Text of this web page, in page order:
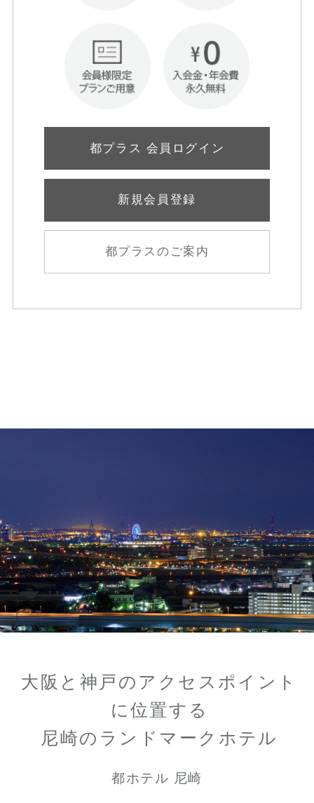
都プラス 会員ログイン
新規会員登録
都プラスのご案内
大阪と神戸のアクセスポイント
に位置する
尼崎のランドマークホテル
都ホテル 尼崎